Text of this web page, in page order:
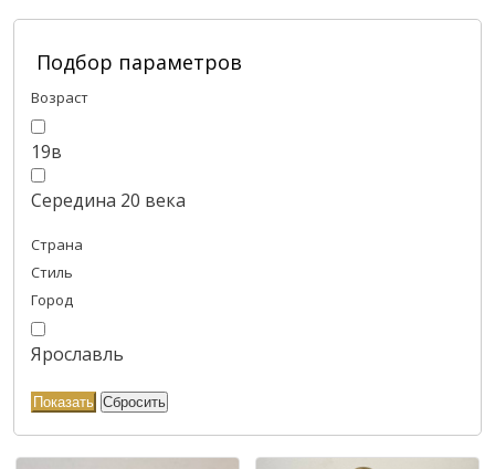
Подбор параметров
Возраст
19в
Середина 20 века
Страна
Стиль
Город
Ярославль